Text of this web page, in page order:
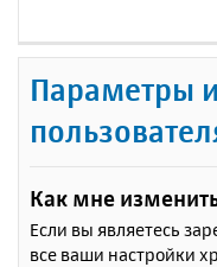
Параметры
Как мне
Если вы являетесь
все ваши настройки